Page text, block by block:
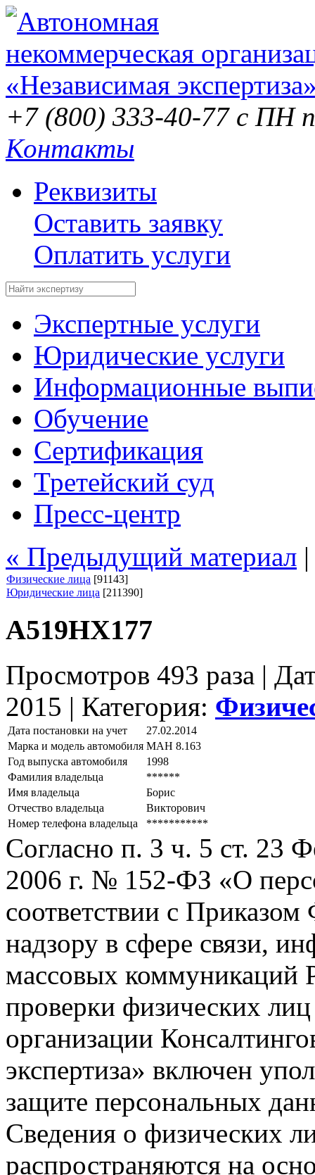
+7 (800) 333-40-77 с ПН
Контакты
Реквизиты
Оставить заявку
Оплатить услуги
Экспертные услуги
Юридические услуги
Информационные
Обучение
Сертификация
Третейский суд
Пресс-центр
« Предыдущий материал
Физические лица [91143]
Юридические лица [211390]
А519НХ177
Просмотров 493 раза |
2015 | Категория:
Дата постановки на учет
27.02.2014
Марка и модель автомобиля МАН 8.163
Год выпуска автомобиля
1998
Фамилия владельца
******
Имя владельца
Борис
Отчество владельца
Викторович
Номер телефона владельца
***********
Согласно п. 3 ч. 5 ст. 23
2006 г. № 152-ФЗ «О
соответствии с
надзору в сфере связи,
массовых коммуникаций
проверки физических
организации
экспертиза» включен
защите персональных
Сведения о физических
распространяются на